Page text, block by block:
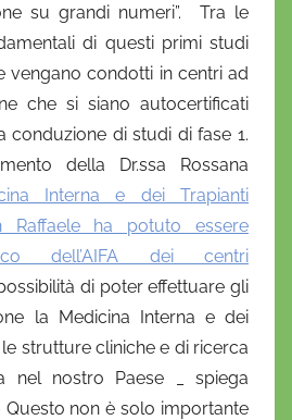
su grandi numeri”. Tra le
di questi primi studi
vengano condotti in centri ad
che si siano autocertificati
conduzione di studi di fase 1.
della Dr.ssa Rossana
Interna e dei Trapianti
Raffaele ha potuto essere
dell’AIFA dei centri
di poter effettuare gli
la Medicina Interna e dei
le strutture cliniche e di ricerca
nel nostro Paese _ spiega
Questo non è solo importante